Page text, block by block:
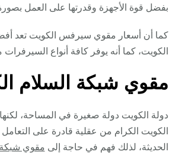
بفضل قوة الأجهزة وقدرتها على العمل
كما أن أسعار مقوي سيرفس الكويت تعد
الكويت، كما أنه يوفر كافة أنواع
مقوي شبكة السلام
دولة الكويت دولة صغيرة في المساحة،
الكويت الكرام من عقلية قادرة على
الحديثة، لذلك فهم في حاجة إلى مقوي شبكة